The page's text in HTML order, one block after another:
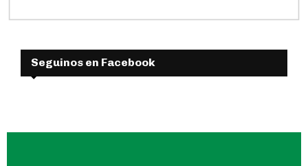
Seguinos en Facebook